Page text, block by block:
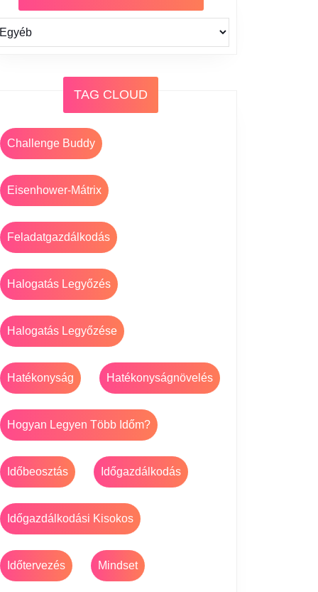
TAG CLOUD
Challenge Buddy
Eisenhower-Mátrix
Feladatgazdálkodás
Halogatás Legyőzés
Halogatás Legyőzése
Hatékonyság Hatékonyságnövelés
Hogyan Legyen Több Időm?
Időbeosztás Időgazdálkodás
Időgazdálkodási Kisokos
Időtervezés Mindset